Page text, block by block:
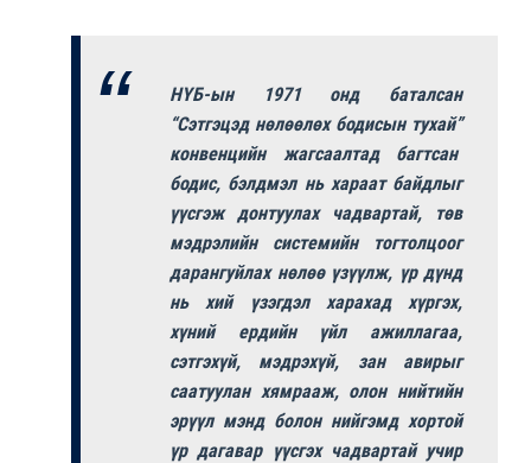
НҮБ-ын 1971 онд баталсан
“Сэтгэцэд нөлөөлөх бодисын тухай”
конвенцийн жагсаалтад багтсан
бодис, бэлдмэл нь хараат байдлыг
үүсгэж донтуулах чадвартай, төв
мэдрэлийн системийн тогтолцоог
дарангуйлах нөлөө үзүүлж, үр дүнд
нь хий үзэгдэл харахад хүргэх,
хүний ердийн үйл ажиллагаа,
сэтгэхүй, мэдрэхүй, зан авирыг
саатуулан хямрааж, олон нийтийн
эрүүл мэнд болон нийгэмд хортой
үр дагавар үүсгэх чадвартай учир